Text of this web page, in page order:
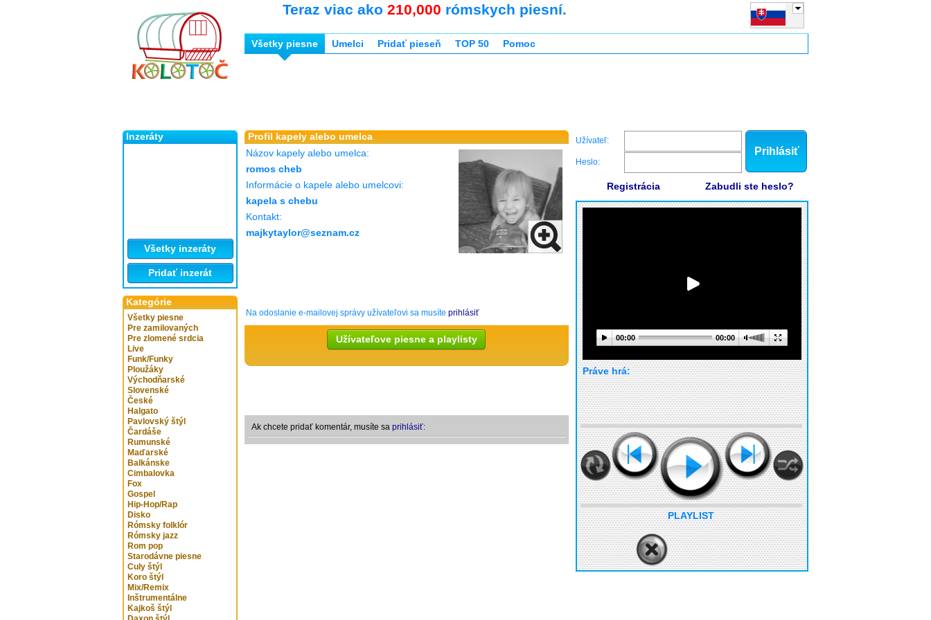
Inzeráty
Všetky inzeráty
Pridať inzerát
Kategórie
Všetky piesne
Pre zamilovaných
Pre zlomené srdcia
Live
Funk/Funky
Ploužáky
Východňarské
Slovenské
České
Halgato
Pavlovský štýl
Čardáše
Rumunské
Maďarské
Balkánske
Cimbalovka
Fox
Gospel
Hip-Hop/Rap
Disko
Rómsky folklór
Rómsky jazz
Rom pop
Starodávne piesne
Culy štýl
Koro štýl
Mix/Remix
Inštrumentálne
Kajkoš štýl
Teraz viac ako 210,000 rómskych piesní.
Všetky piesne Umelci Pridať pieseň TOP 50 Pomoc
Profil kapely alebo umelca
Názov kapely alebo umelca:
romos cheb
Informácie o kapele alebo umelcovi:
kapela s chebu
Kontakt:
majkytaylor@seznam.cz
Na odoslanie e-mailovej správy užívateľovi sa musíte prihlásiť
Užívateľove piesne a playlisty
Ak chcete pridať komentár, musíte sa prihlásiť:
Užívateľ:
Heslo:
Prihlásiť
Registrácia Zabudli ste heslo?
00:00 00:00
Práve hrá:
PLAYLIST